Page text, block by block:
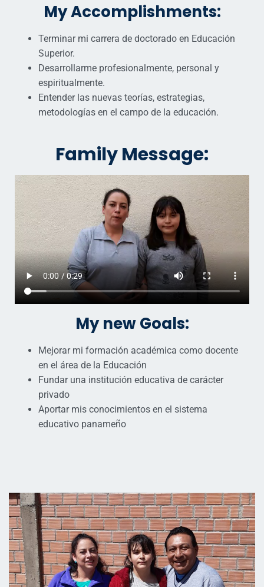
My Accomplishments:
Terminar mi carrera de doctorado en Educación
Superior.
Desarrollarme profesionalmente, personal y
espiritualmente.
Entender las nuevas teorías, estrategias,
metodologías en el campo de la educación.
Family Message:
My new Goals:
Mejorar mi formación académica como docente
en el área de la Educación
Fundar una institución educativa de carácter
privado
Aportar mis conocimientos en el sistema
educativo panameño